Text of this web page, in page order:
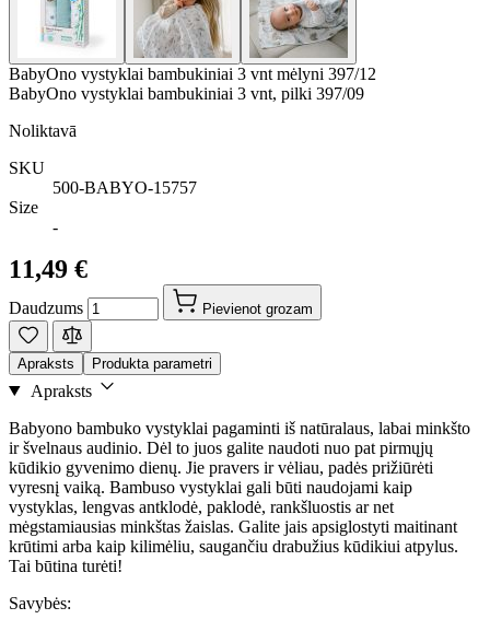
BabyOno vystyklai bambukiniai 3 vnt mėlyni 397/12
BabyOno vystyklai bambukiniai 3 vnt, pilki 397/09
Noliktavā
SKU
500-BABYO-15757
Size
-
11,49 €
Daudzums Pievienot grozam
Apraksts Produkta parametri
Apraksts
Babyono bambuko vystyklai pagaminti iš natūralaus, labai minkšto
ir švelnaus audinio. Dėl to juos galite naudoti nuo pat pirmųjų
kūdikio gyvenimo dienų. Jie pravers ir vėliau, padės prižiūrėti
vyresnį vaiką. Bambuso vystyklai gali būti naudojami kaip
vystyklas, lengvas antklodė, paklodė, rankšluostis ar net
mėgstamiausias minkštas žaislas. Galite jais apsiglostyti maitinant
krūtimi arba kaip kilimėliu, saugančiu drabužius kūdikiui atpylus.
Tai būtina turėti!
Savybės: